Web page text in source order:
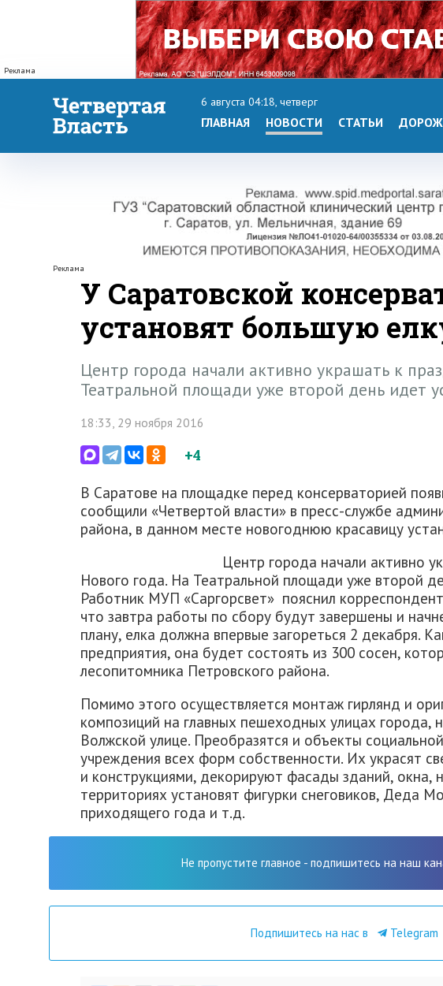
Реклама
6 августа 04:18, четверг
ГЛАВНАЯ НОВОСТИ СТАТЬИ
Реклама
У Саратовской
установят большую
Центр города начали активно украшать к
Театральной площади уже второй день идет
18:33, 29 ноября 2016
+4
В Саратове на площадке перед консерваторией
сообщили «Четвертой власти» в пресс-службе
района, в данном месте новогоднюю красавицу
Центр города начали активно
Нового года. На Театральной площади уже второй
Работник МУП «Саргорсвет» пояснил
что завтра работы по сбору будут завершены и
плану, елка должна впервые загореться 2 декабря.
предприятия, она будет состоять из 300 сосен,
лесопитомника Петровского района.
Помимо этого осуществляется монтаж гирлянд и
композиций на главных пешеходных улицах города,
Волжской улице. Преобразятся и объекты
учреждения всех форм собственности. Их украсят
и конструкциями, декорируют фасады зданий, окна,
территориях установят фигурки снеговиков, Деда
приходящего года и т.д.
Не пропустите главное - подпишитесь на наш
Подпишитесь на нас в Telegram